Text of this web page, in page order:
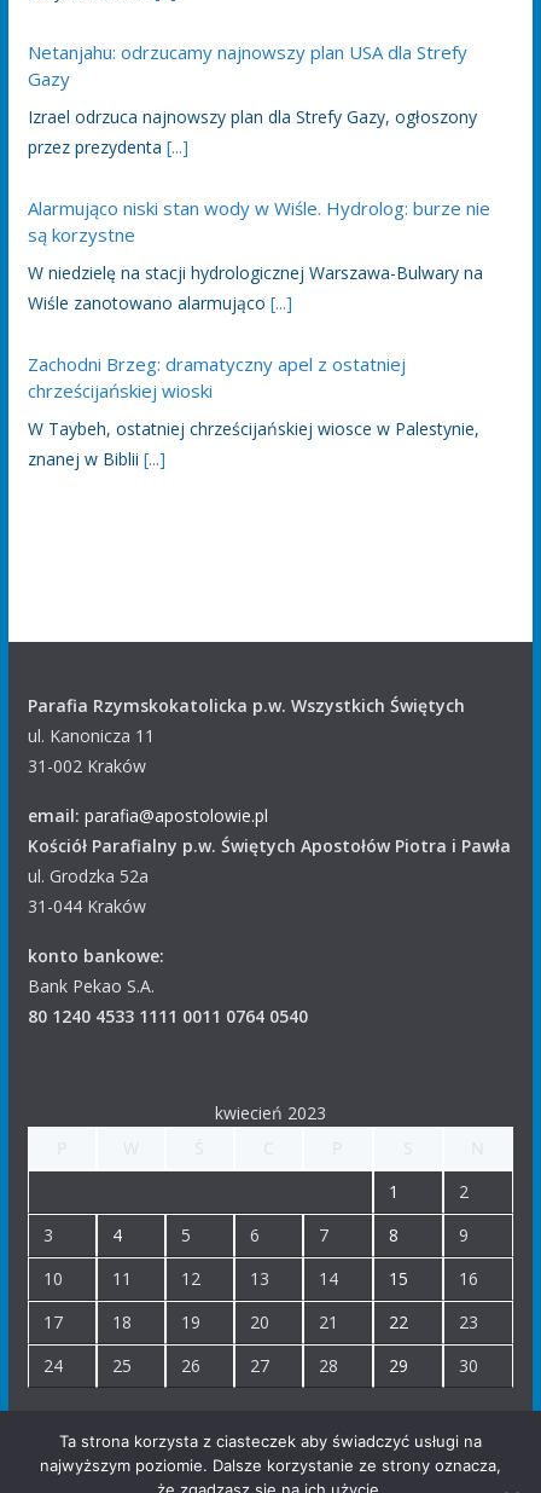
Netanjahu: odrzucamy najnowszy plan USA dla Strefy
Gazy
Izrael odrzuca najnowszy plan dla Strefy Gazy, ogłoszony
przez prezydenta [...]
Alarmująco niski stan wody w Wiśle. Hydrolog: burze nie
są korzystne
W niedzielę na stacji hydrologicznej Warszawa-Bulwary na
Wiśle zanotowano alarmująco [...]
Zachodni Brzeg: dramatyczny apel z ostatniej
chrześcijańskiej wioski
W Taybeh, ostatniej chrześcijańskiej wiosce w Palestynie,
znanej w Biblii [...]
Parafia Rzymskokatolicka p.w. Wszystkich Świętych
ul. Kanonicza 11
31-002 Kraków
email: parafia@apostolowie.pl
Kościół Parafialny p.w. Świętych Apostołów Piotra i Pawła
ul. Grodzka 52a
31-044 Kraków
konto bankowe:
Bank Pekao S.A.
80 1240 4533 1111 0011 0764 0540
kwiecień 2023
1
2
3
4 5 6 7 8
9
10
11 12 13 14 15
16
17
18 19 20 21 22
23
24
25 26 27 28 29 30
Ta strona korzysta z ciasteczek aby świadczyć usługi na
najwyższym poziomie. Dalsze korzystanie ze strony oznacza,